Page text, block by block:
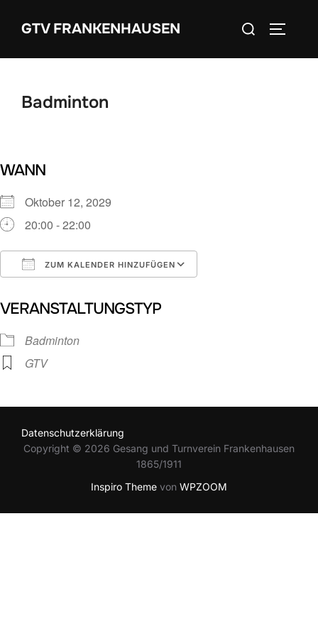
InhaltGTV FRANKENHAUSEN
Suchen
Badminton
WANN
Oktober 12, 2029
20:00 - 22:00
ZUM KALENDER HINZUFÜGEN
VERANSTALTUNGSTYP
Badminton
GTV
Datenschutzerklärung
Copyright © 2026 Gesang und Turnverein Frankenhausen
1865/1911
Inspiro Theme von WPZOOM